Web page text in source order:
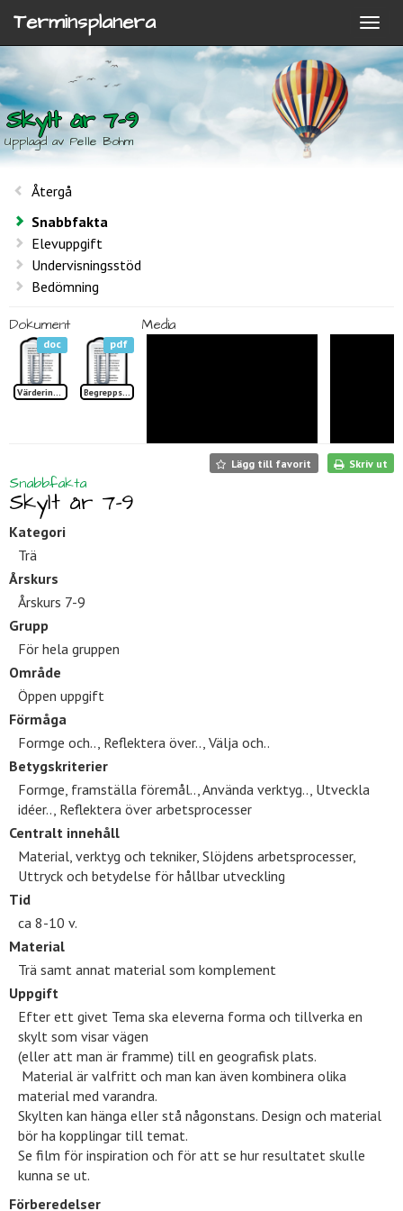
Terminsplanera
Skylt år 7-9
Upplagd av Pelle Bohm
Återgå
Snabbfakta
Elevuppgift
Undervisningsstöd
Bedömning
Dokument
doc
Värdering Skylt år 7-9
pdf
Begreppslista Skylt TP
Media
Lägg till favorit Skriv ut
Snabbfakta
Skylt år 7-9
Kategori
Trä
Årskurs
Årskurs 7-9
Grupp
För hela gruppen
Område
Öppen uppgift
Förmåga
Formge och.., Reflektera över.., Välja och..
Betygskriterier
Formge, framställa föremål.., Använda verktyg.., Utveckla
idéer.., Reflektera över arbetsprocesser
Centralt innehåll
Material, verktyg och tekniker, Slöjdens arbetsprocesser,
Uttryck och betydelse för hållbar utveckling
Tid
ca 8-10 v.
Material
Trä samt annat material som komplement
Uppgift
Efter ett givet Tema ska eleverna forma och tillverka en
skylt som visar vägen
(eller att man är framme) till en geografisk plats.
Material är valfritt och man kan även kombinera olika
material med varandra.
Skylten kan hänga eller stå någonstans. Design och material
bör ha kopplingar till temat.
Se film för inspiration och för att se hur resultatet skulle
kunna se ut.
Förberedelser